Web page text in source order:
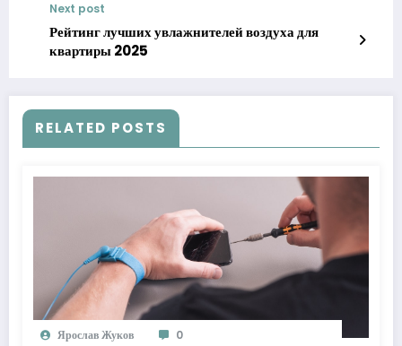
Next post
Рейтинг лучших увлажнителей воздуха для
квартиры 2025
RELATED POSTS
Ярослав Жуков 0